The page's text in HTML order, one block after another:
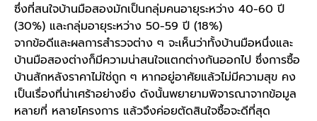
ซึ่งที่สนใจบ้านมือสองมักเป็นกลุ่มคนอายุระหว่าง 40-60 ปี
(30%) และกลุ่มอายุระหว่าง 50-59 ปี (18%)
จากข้อดีและผลการสำรวจต่าง ๆ จะเห็นว่าทั้งบ้านมือหนึ่งและ
บ้านมือสองต่างก็มีความน่าสนใจแตกต่างกันออกไป ซึ่งการซื้อ
บ้านสักหลังราคาไม่ใช่ถูก ๆ หากอยู่อาศัยแล้วไม่มีความสุข คง
เป็นเรื่องที่น่าเศร้าอย่างยิ่ง ดังนั้นพยายามพิจารณาจากข้อมูล
หลายที่ หลายโครงการ แล้วจึงค่อยตัดสินใจซื้อจะดีที่สุด